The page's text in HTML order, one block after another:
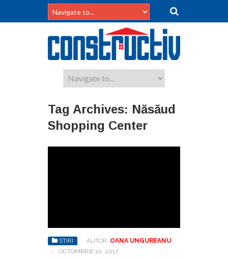
Tag Archives: Năsăud
Shopping Center
STIRI AUTOR: OANA UNGUREANU
-
OCTOMBRIE 10, 2017